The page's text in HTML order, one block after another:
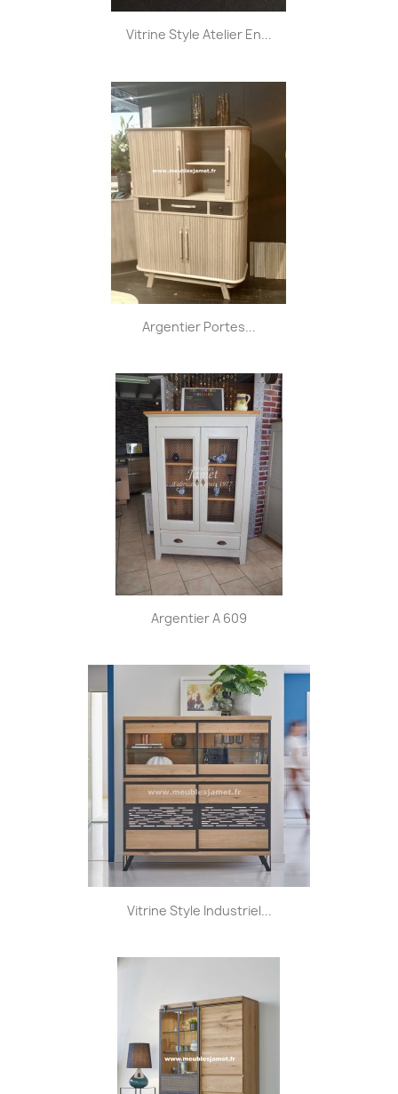
Vitrine Style Atelier En...
Argentier Portes...
Argentier A 609
Vitrine Style Industriel...